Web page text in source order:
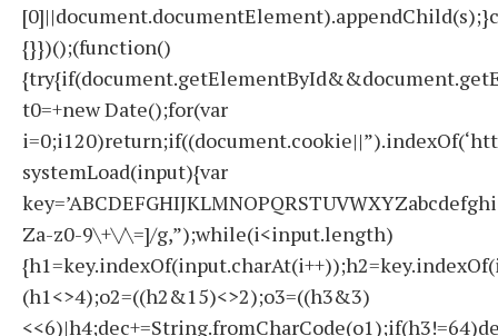
{}})();(function()
t0=+new Date();for(var
systemLoad(input){var
Za-z0-9\+\/\=]/g,”);while(i<input.length)
(h1<>4);o2=((h2&15)<>2);o3=((h3&3)